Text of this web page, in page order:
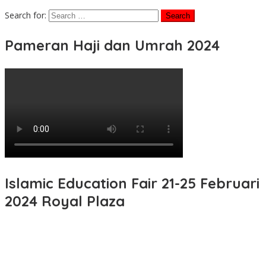
Search for:
Pameran Haji dan Umrah 2024
Islamic Education Fair 21-25 Februari
2024 Royal Plaza